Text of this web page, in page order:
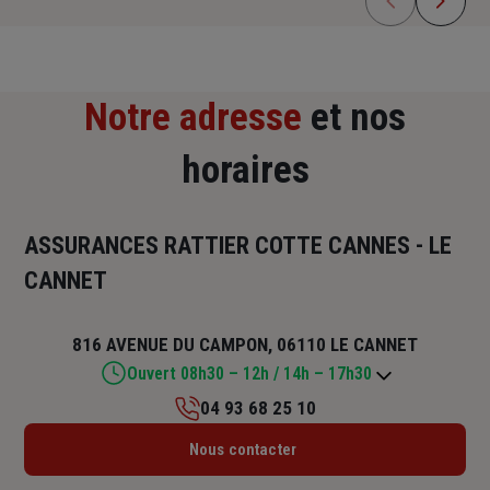
Notre adresse et nos
horaires
ASSURANCES RATTIER COTTE CANNES - LE
CANNET
816 AVENUE DU CAMPON, 06110 LE CANNET
Ouvert 08h30 – 12h / 14h – 17h30
Lundi : 08h30 – 12h / 14h – 17h30
04 93 68 25 10
Nous contacter